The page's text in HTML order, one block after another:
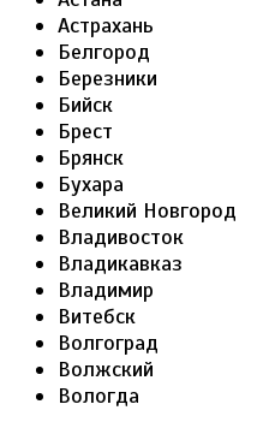
Астрахань
Белгород
Березники
Бийск
Брест
Брянск
Бухара
Великий Новгород
Владивосток
Владикавказ
Владимир
Витебск
Волгоград
Волжский
Вологда